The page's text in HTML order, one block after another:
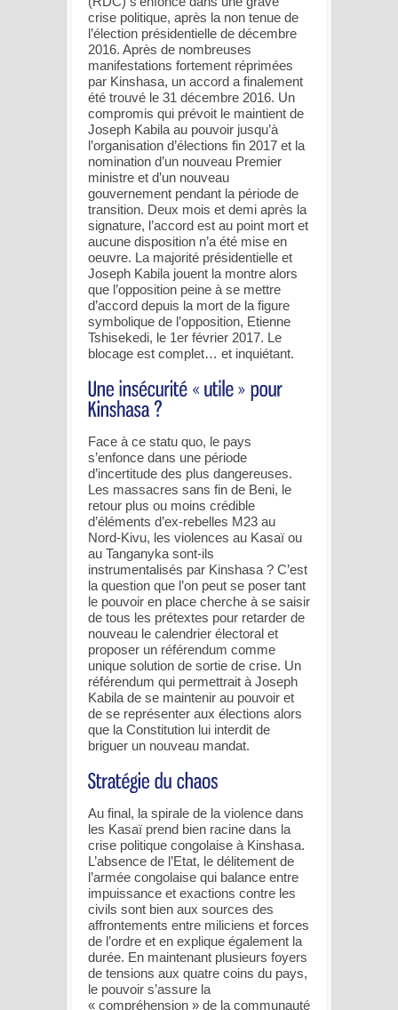
crise politique, après la non tenue de
l’élection présidentielle de décembre
2016. Après de nombreuses
manifestations fortement réprimées
par Kinshasa, un accord a finalement
été trouvé le 31 décembre 2016. Un
compromis qui prévoit le maintient de
Joseph Kabila au pouvoir jusqu’à
l’organisation d’élections fin 2017 et la
nomination d’un nouveau Premier
ministre et d’un nouveau
gouvernement pendant la période de
transition. Deux mois et demi après la
signature, l’accord est au point mort et
aucune disposition n’a été mise en
oeuvre. La majorité présidentielle et
Joseph Kabila jouent la montre alors
que l’opposition peine à se mettre
d’accord depuis la mort de la figure
symbolique de l’opposition, Etienne
Tshisekedi, le 1er février 2017. Le
blocage est complet… et inquiétant.
Face à ce statu quo, le pays
s’enfonce dans une période
d’incertitude des plus dangereuses.
Les massacres sans fin de Beni, le
retour plus ou moins crédible
d’éléments d’ex-rebelles M23 au
Nord-Kivu, les violences au Kasaï ou
au Tanganyka sont-ils
instrumentalisés par Kinshasa ? C’est
la question que l’on peut se poser tant
le pouvoir en place cherche à se saisir
de tous les prétextes pour retarder de
nouveau le calendrier électoral et
proposer un référendum comme
unique solution de sortie de crise. Un
référendum qui permettrait à Joseph
Kabila de se maintenir au pouvoir et
de se représenter aux élections alors
que la Constitution lui interdit de
briguer un nouveau mandat.
Au final, la spirale de la violence dans
les Kasaï prend bien racine dans la
crise politique congolaise à Kinshasa.
L’absence de l’Etat, le délitement de
l’armée congolaise qui balance entre
impuissance et exactions contre les
civils sont bien aux sources des
affrontements entre miliciens et forces
de l’ordre et en explique également la
durée. En maintenant plusieurs foyers
de tensions aux quatre coins du pays,
le pouvoir s’assure la
« compréhension » de la communauté